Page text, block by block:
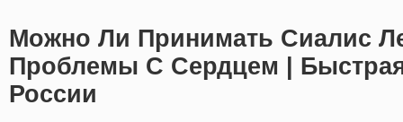
Можно Ли Принимать Сиалис
Проблемы С Сердцем |
России